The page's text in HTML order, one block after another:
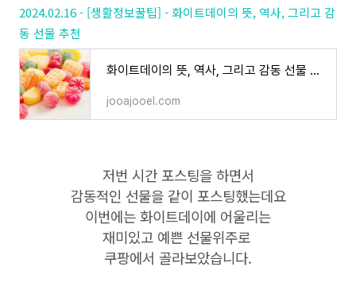
2024.02.16 - [생활정보꿀팁] - 화이트데이의 뜻, 역사, 그리고 감
동 선물 추천
화이트데이의 뜻, 역사, 그리고 감동 선물 추천
jooajooel.com
저번 시간 포스팅을 하면서
감동적인 선물을 같이 포스팅했는데요
이번에는 화이트데이에 어울리는
재미있고 예쁜 선물위주로
쿠팡에서 골라보았습니다.